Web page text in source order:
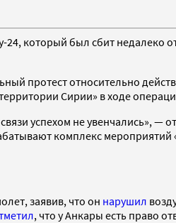
который был сбит недалеко
протест относительно
Сирии» в ходе
успехом не увенчались», —
комплекс
заявив, что он нарушил
, что у Анкары есть право